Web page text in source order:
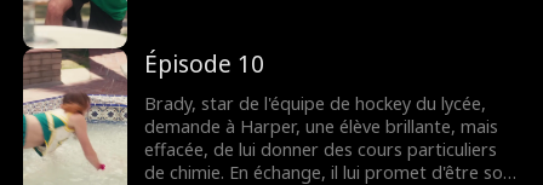
que se passera-t-il lorsque leur attirance
deviendra impossible à ignorer ?
Épisode 10
Brady, star de l'équipe de hockey du lycée,
demande à Harper, une élève brillante, mais
effacée, de lui donner des cours particuliers
de chimie. En échange, il lui promet d'être son